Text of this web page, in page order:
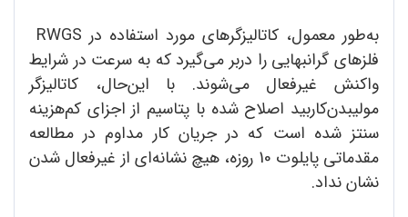
فلزهای گرانبهایی را دربر می‌گیرد که به ‌سرعت در شرایط
واکنش غیرفعال می‌شوند. با این‌حال، کاتالیزگر
مولیبدن‌کاربید اصلاح شده با پتاسیم از اجزای کم‌هزینه
سنتز شده است که در جریان کار مداوم در مطالعه
مقدماتی پایلوت 10 روزه، هیچ نشانه‌ای از غیرفعال ‌شدن
نشان نداد.